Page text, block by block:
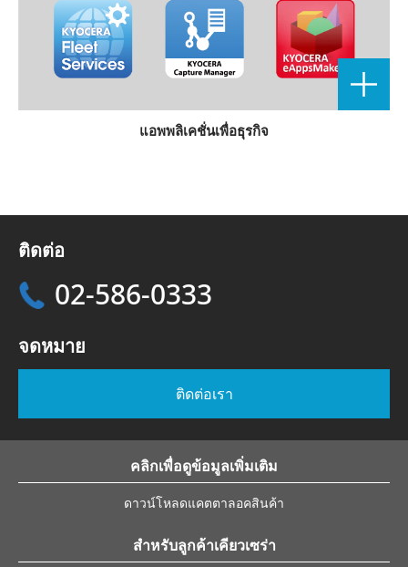
แอพพลิเคชั่นเพื่อธุรกิจ
ติดต่อ
02-586-0333
จดหมาย
ติดต่อเรา
คลิกเพื่อดูข้อมูลเพิ่มเติม
ดาวน์โหลดแคตตาลอคสินค้า
สำหรับลูกค้าเคียวเซร่า